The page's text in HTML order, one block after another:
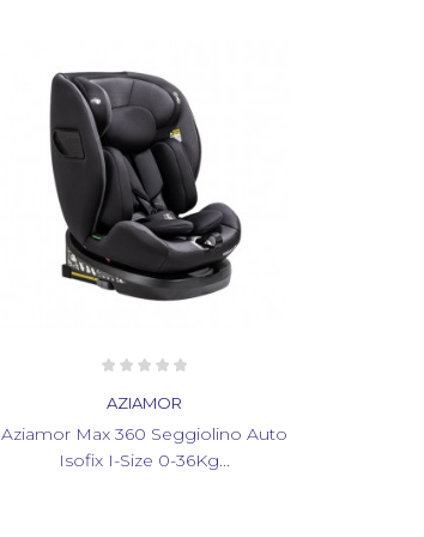
AZIAMOR
Aziamor Max 360 Seggiolino Auto
Isofix I-Size 0-36Kg...